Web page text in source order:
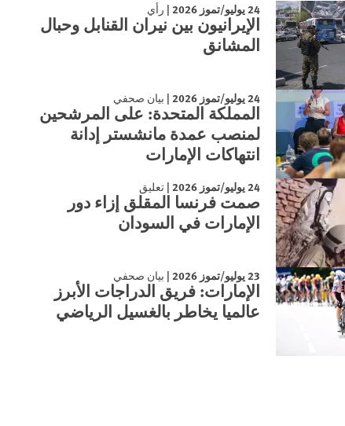
24 يوليو/تموز 2026 | رأي
الإيرانيون بين نيران القنابل وحبال
المشانق
24 يوليو/تموز 2026 | بيان صحفي
المملكة المتحدة: على المرشحين
لمنصب عمدة مانشستر إدانة
انتهاكات الإمارات
24 يوليو/تموز 2026 | تعليق
صمت فرنسا المقلق إزاء دور
الإمارات في السودان
23 يوليو/تموز 2026 | بيان صحفي
الإمارات: فريق الدراجات الأبرز
عالميا يخاطر بالغسيل الرياضي